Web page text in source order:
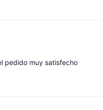
pedido muy satisfecho